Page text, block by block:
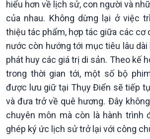
Podcast
Góc
Bình
hiểu hơn về lịch sử, con người và
của nhau. Không dừng lại ở việc
thiệu tác phẩm, hợp tác giữa các cơ
nước còn hướng tới mục tiêu lâu dài
phát huy các giá trị di sản. Theo kế
trong thời gian tới, một số bộ
được lưu giữ tại Thụy Điển sẽ tiếp
và đưa trở về quê hương. Đây
chuyên môn mà còn là hành trình
ghép ký ức lịch sử trở lại với công